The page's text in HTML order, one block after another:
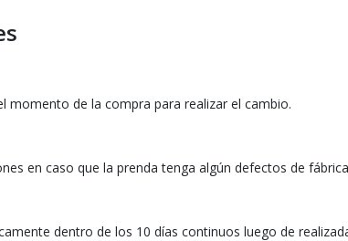
momento de la compra para realizar el cambio.
en caso que la prenda tenga algún defectos de
dentro de los 10 días continuos luego de